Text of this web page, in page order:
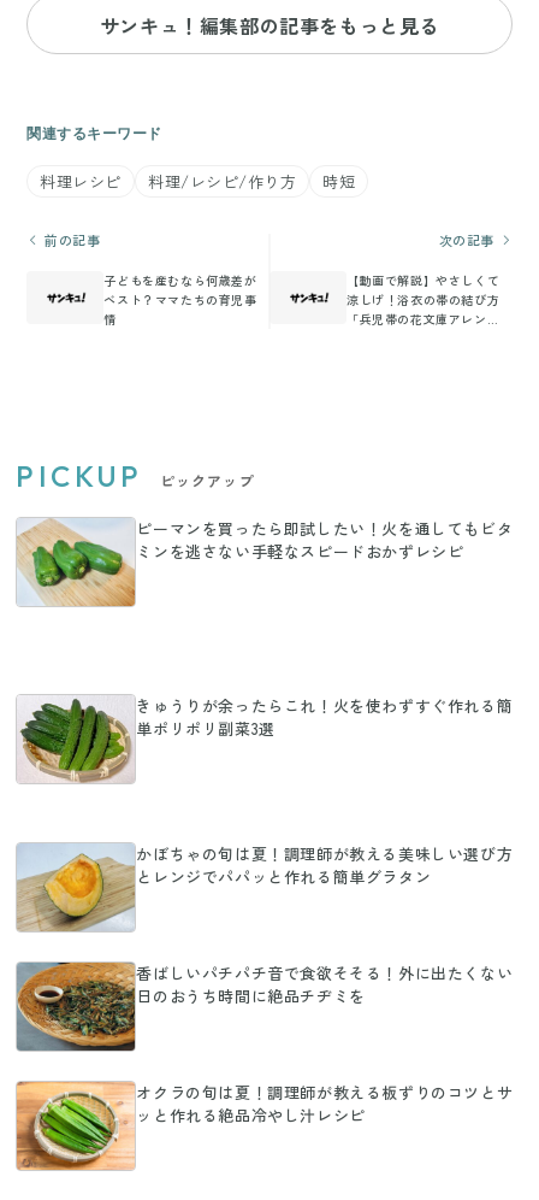
サンキュ！編集部の記事をもっと見る
関連するキーワード
料理レシピ 料理/レシピ/作り方 時短
前の記事
子どもを産むなら何歳差が
ベスト？ママたちの育児事
情
次の記事
【動画で解説】やさしくて
涼しげ！浴衣の帯の結び方
「兵児帯の花文庫アレン
PICKUP ピックアップ
ピーマンを買ったら即試したい！火を通してもビタ
ミンを逃さない手軽なスピードおかずレシピ
きゅうりが余ったらこれ！火を使わずすぐ作れる簡
単ポリポリ副菜3選
かぼちゃの旬は夏！調理師が教える美味しい選び方
とレンジでパパッと作れる簡単グラタン
香ばしいパチパチ音で食欲そそる！外に出たくない
日のおうち時間に絶品チヂミを
オクラの旬は夏！調理師が教える板ずりのコツとサ
ッと作れる絶品冷やし汁レシピ